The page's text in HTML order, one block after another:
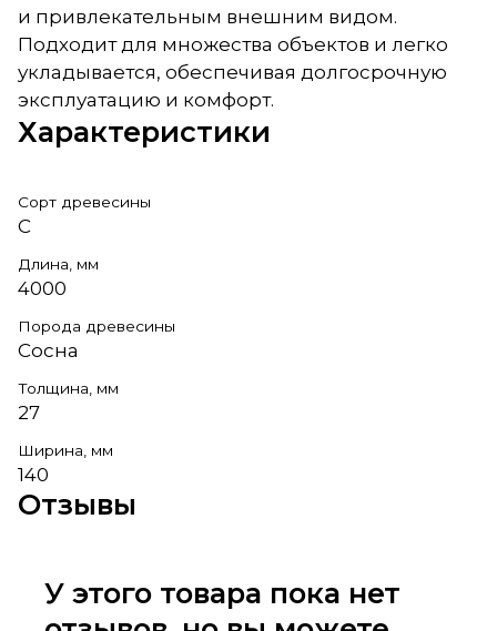
и привлекательным внешним видом.
Подходит для множества объектов и легко
укладывается, обеспечивая долгосрочную
эксплуатацию и комфорт.
Характеристики
Сорт древесины
С
Длина, мм
4000
Порода древесины
Сосна
Толщина, мм
27
Ширина, мм
140
Отзывы
У этого товара пока нет